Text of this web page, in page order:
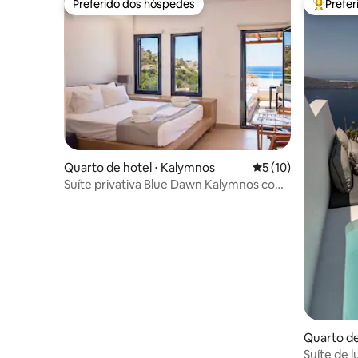
Preferido dos hóspedes
Preferido dos hóspedes
Quarto de hotel ⋅ Kalymnos 5 de uma avaliação
5 (10)
Suíte privativa Blue Dawn Kalymnos com
Entre
Quarto
Suíte de